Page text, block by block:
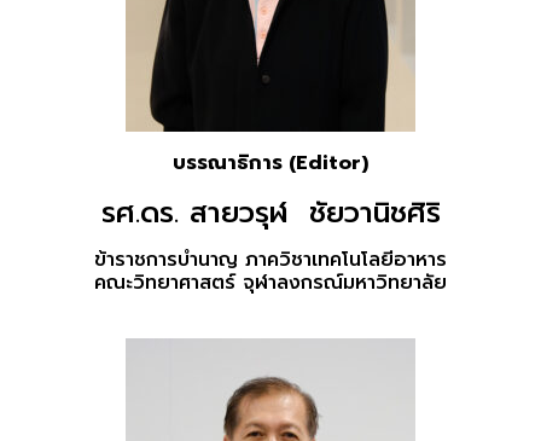
บรรณาธิการ (Editor)
รศ.ดร. สายวรุฬ ชัยวานิชศิริ
ข้าราชการบำนาญ ภาควิชาเทคโนโลยีอาหาร
คณะวิทยาศาสตร์ จุฬาลงกรณ์มหาวิทยาลัย